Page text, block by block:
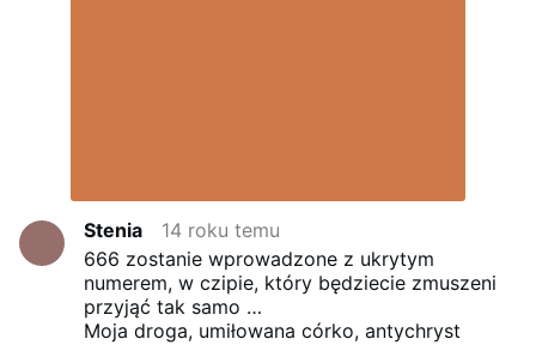
Stenia
14 roku temu
666 zostanie wprowadzone z ukrytym
numerem, w czipie, który będziecie zmuszeni
przyjąć tak samo …
Moja droga, umiłowana córko, antychryst